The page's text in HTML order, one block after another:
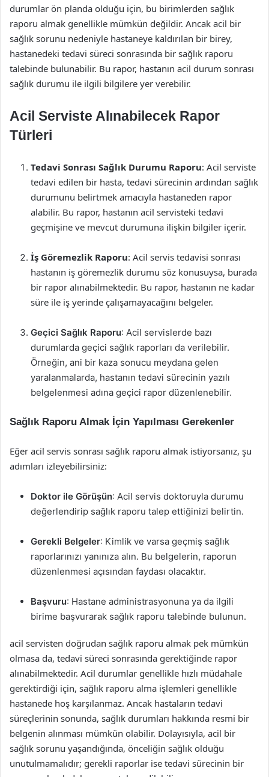
durumlar ön planda olduğu için, bu birimlerden sağlık
raporu almak genellikle mümkün değildir. Ancak acil bir
sağlık sorunu nedeniyle hastaneye kaldırılan bir birey,
hastanedeki tedavi süreci sonrasında bir sağlık raporu
talebinde bulunabilir. Bu rapor, hastanın acil durum sonrası
sağlık durumu ile ilgili bilgilere yer verebilir.
Acil Serviste Alınabilecek Rapor
Türleri
Tedavi Sonrası Sağlık Durumu Raporu: Acil serviste
tedavi edilen bir hasta, tedavi sürecinin ardından sağlık
durumunu belirtmek amacıyla hastaneden rapor
alabilir. Bu rapor, hastanın acil servisteki tedavi
geçmişine ve mevcut durumuna ilişkin bilgiler içerir.
İş Göremezlik Raporu: Acil servis tedavisi sonrası
hastanın iş göremezlik durumu söz konusuysa, burada
bir rapor alınabilmektedir. Bu rapor, hastanın ne kadar
süre ile iş yerinde çalışamayacağını belgeler.
Geçici Sağlık Raporu: Acil servislerde bazı
durumlarda geçici sağlık raporları da verilebilir.
Örneğin, ani bir kaza sonucu meydana gelen
yaralanmalarda, hastanın tedavi sürecinin yazılı
belgelenmesi adına geçici rapor düzenlenebilir.
Sağlık Raporu Almak İçin Yapılması Gerekenler
Eğer acil servis sonrası sağlık raporu almak istiyorsanız, şu
adımları izleyebilirsiniz:
Doktor ile Görüşün: Acil servis doktoruyla durumu
değerlendirip sağlık raporu talep ettiğinizi belirtin.
Gerekli Belgeler: Kimlik ve varsa geçmiş sağlık
raporlarınızı yanınıza alın. Bu belgelerin, raporun
düzenlenmesi açısından faydası olacaktır.
Başvuru: Hastane administrasyonuna ya da ilgili
birime başvurarak sağlık raporu talebinde bulunun.
acil servisten doğrudan sağlık raporu almak pek mümkün
olmasa da, tedavi süreci sonrasında gerektiğinde rapor
alınabilmektedir. Acil durumlar genellikle hızlı müdahale
gerektirdiği için, sağlık raporu alma işlemleri genellikle
hastanede hoş karşılanmaz. Ancak hastaların tedavi
süreçlerinin sonunda, sağlık durumları hakkında resmi bir
belgenin alınması mümkün olabilir. Dolayısıyla, acil bir
sağlık sorunu yaşandığında, önceliğin sağlık olduğu
unutulmamalıdır; gerekli raporlar ise tedavi sürecinin bir